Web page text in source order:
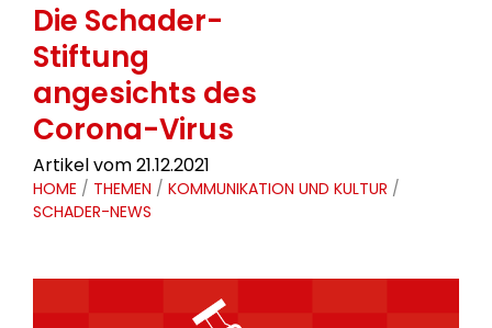
Die Schader-
Stiftung
angesichts des
Corona-Virus
Artikel vom 21.12.2021
HOME / THEMEN / KOMMUNIKATION UND KULTUR /
SCHADER-NEWS